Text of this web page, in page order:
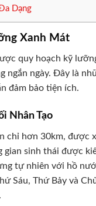
Dạng
Xanh Mát
quy hoạch kỹ
ngắn ngày. Đây là
đảm bảo tiện ích.
Nhân Tạo
chỉ hơn 30km, được
sinh thái được
tự nhiên với hồ
Sáu, Thứ Bảy và